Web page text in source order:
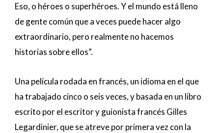
Eso, o héroes o superhéroes. Y el mundo está lleno
de gente común que a veces puede hacer algo
extraordinario, pero realmente no hacemos
historias sobre ellos”.
Una película rodada en francés, un idioma en el que
ha trabajado cinco o seis veces, y basada en un libro
escrito por el escritor y guionista francés Gilles
Legardinier, que se atreve por primera vez con la